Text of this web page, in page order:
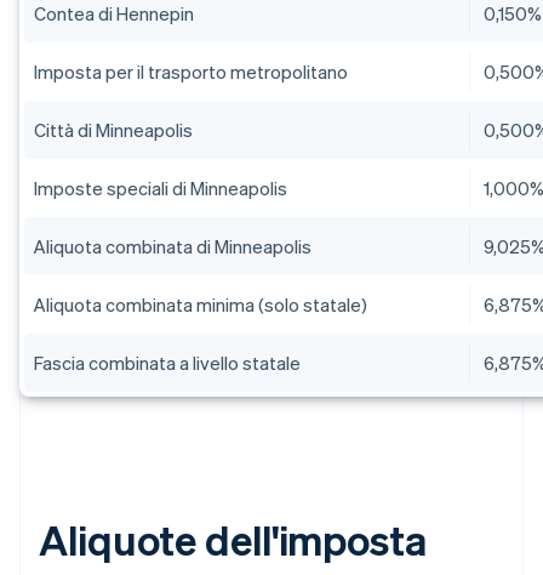
Contea di Hennepin 0,150%
Imposta per il trasporto metropolitano
Città di Minneapolis
Imposte speciali di Minneapolis
Aliquota combinata di Minneapolis
Aliquota combinata minima (solo statale)
Fascia combinata a livello statale
Aliquote dell'imposta